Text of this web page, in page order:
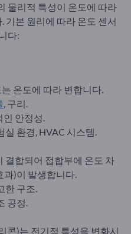
물리적 특성이 온도에 따라
기본 원리에 따라 온도 센서
다:
온도에 따라 변합니다.
, 구리.
안정성.
실 환경, HVAC 시스템.
결합되어 접합부에 온도 차
과)이 발생합니다.
한 구조.
공정.
콘)는 전기적 특성을 변화시